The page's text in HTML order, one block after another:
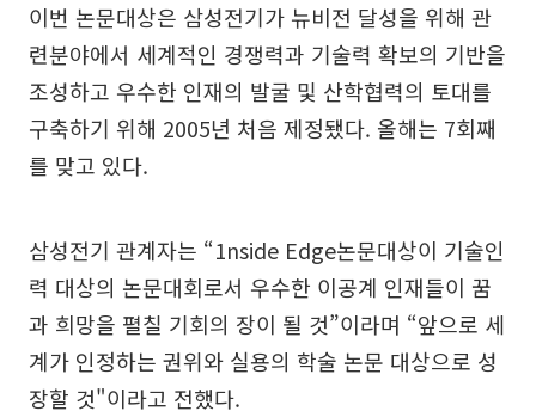
이번 논문대상은 삼성전기가 뉴비전 달성을 위해 관
련분야에서 세계적인 경쟁력과 기술력 확보의 기반을
조성하고 우수한 인재의 발굴 및 산학협력의 토대를
구축하기 위해 2005년 처음 제정됐다. 올해는 7회째
를 맞고 있다.
삼성전기 관계자는 “1nside Edge논문대상이 기술인
력 대상의 논문대회로서 우수한 이공계 인재들이 꿈
과 희망을 펼칠 기회의 장이 될 것”이라며 “앞으로 세
계가 인정하는 권위와 실용의 학술 논문 대상으로 성
장할 것"이라고 전했다.